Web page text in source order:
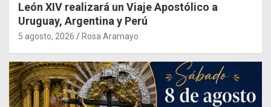
León XIV realizará un Viaje Apostólico a
Uruguay, Argentina y Perú
5 agosto, 2026 Rosa Aramayo